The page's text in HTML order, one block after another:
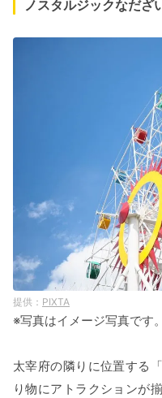
ノスタルジックなだざ
PIXTA
※写真はイメージ写真です。
太宰府の隣りに位置する
り物にアトラクションが